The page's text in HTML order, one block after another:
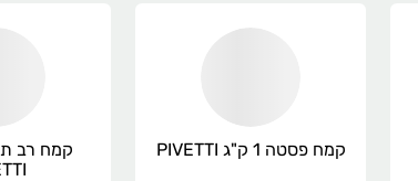
קמח פסטה 1 ק"ג PIVETTI